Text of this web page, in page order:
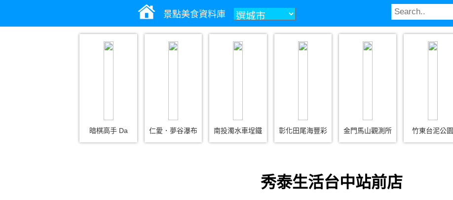
景點美食資料庫
暗棋高手 Da 仁愛．夢谷瀑布 南投濁水車埕鐵 彰化田尾海豐彩 金門馬山觀測所 竹東台泥公園
秀泰生活台中站前店